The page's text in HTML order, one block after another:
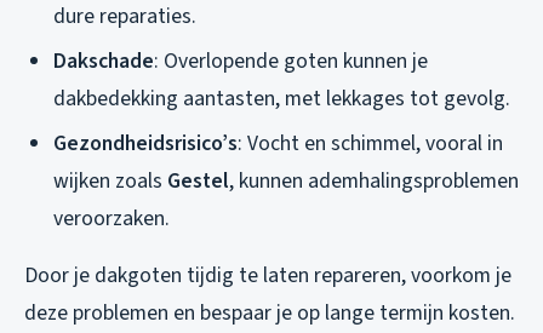
dure reparaties.
Dakschade: Overlopende goten kunnen je
dakbedekking aantasten, met lekkages tot gevolg.
Gezondheidsrisico’s: Vocht en schimmel, vooral in
wijken zoals Gestel, kunnen ademhalingsproblemen
veroorzaken.
Door je dakgoten tijdig te laten repareren, voorkom je
deze problemen en bespaar je op lange termijn kosten.